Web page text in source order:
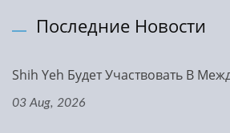
Последние Новости
Shih Yeh Будет Участвовать В
03 Aug, 2026